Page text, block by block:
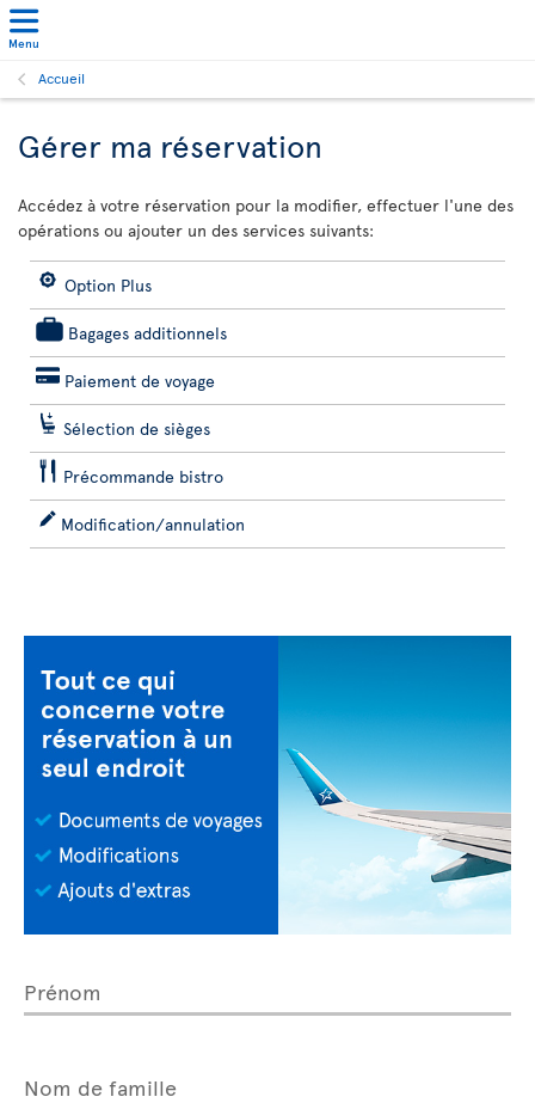
Menu
Accueil
Gérer ma réservation
Accédez à votre réservation pour la modifier, effectuer l'une des
opérations ou ajouter un des services suivants:
Option Plus
Bagages additionnels
Paiement de voyage
Sélection de sièges
Précommande bistro
Modification/annulation
Prénom
Nom de famille